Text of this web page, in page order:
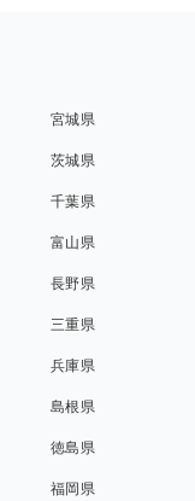
宮城県
茨城県
千葉県
富山県
長野県
三重県
兵庫県
島根県
徳島県
福岡県